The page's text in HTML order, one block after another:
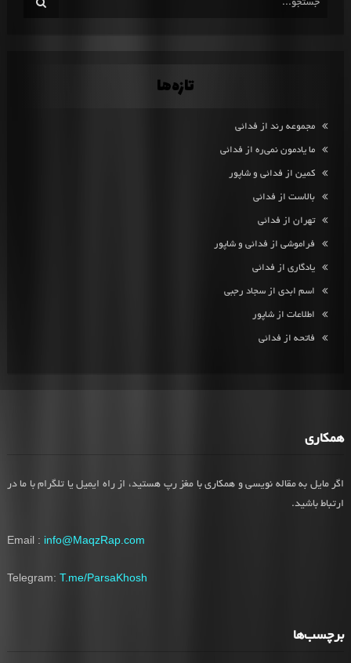
تازه‌ها
مجموعه رند از فدائی
ما یادمون نمی‌ره از فدائی
کمین از فدائی و شاپور
بالاست از فدائی
تهران از فدائی
فراموشی از فدائی و شاپور
یادگاری از فدائی
اسم ابدی از سجاد رجبی
اطلاعات از شاپور
فاتحه از فدائی
همکاری
اگر مایل به مقاله نویسی و همکاری با مغز رپ هستید، از راه ایمیل یا تلگرام با ما در
ارتباط باشید.
Email : info@MaqzRap.com
Telegram: T.me/ParsaKhosh
برچسب‌ها